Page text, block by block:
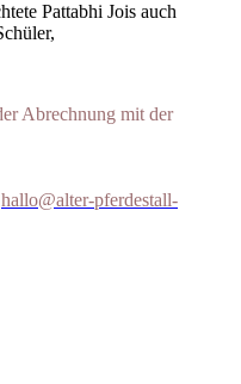
Pattabhi Jois auch
Abrechnung mit der
hallo@alter-pferdestall-